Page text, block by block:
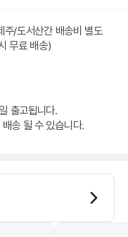
/도서산간 배송비 별도
무료 배송)
출고됩니다.
송 될 수 있습니다.